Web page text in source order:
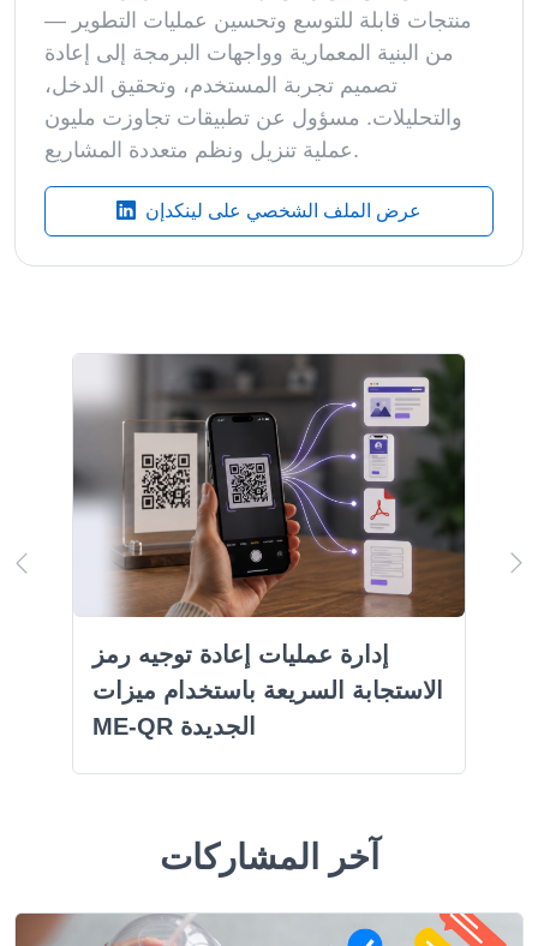
منتجات قابلة للتوسع وتحسين عمليات التطوير —
من البنية المعمارية وواجهات البرمجة إلى إعادة
تصميم تجربة المستخدم، وتحقيق الدخل،
والتحليلات. مسؤول عن تطبيقات تجاوزت مليون
عملية تنزيل ونظم متعددة المشاريع.
عرض الملف الشخصي على لينكدإن
إدارة عمليات إعادة توجيه رمز
الاستجابة السريعة باستخدام ميزات
ME-QR الجديدة
آخر المشاركات